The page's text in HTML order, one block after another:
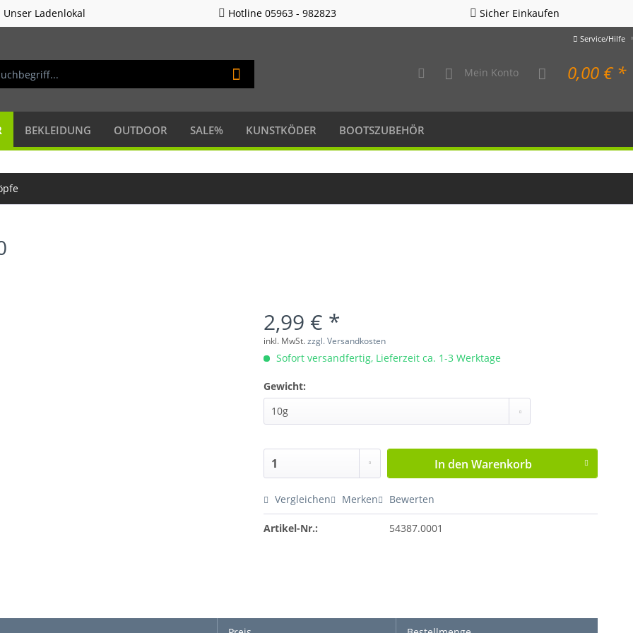
Unser Ladenlokal Hotline 05963 - 982823 Sicher Einkaufen
Service/Hilfe
Mein Konto 0,00 € *
BEKLEIDUNG OUTDOOR SALE% KUNSTKÖDER BOOTSZUBEHÖR
2,99 € *
inkl. MwSt.zzgl. Versandkosten
Sofort versandfertig, Lieferzeit ca. 1-3 Werktage
Gewicht:
In den Warenkorb
Vergleichen Merken Bewerten
Artikel-Nr.: 54387.0001